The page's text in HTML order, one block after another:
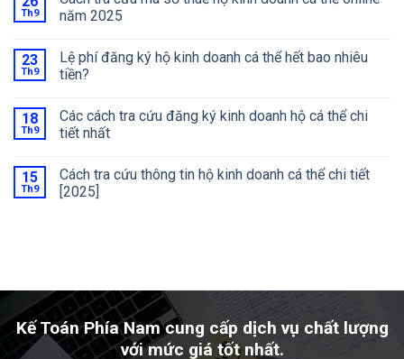
Th9
năm 2025
23
Th9
Lệ phí đăng ký hộ kinh doanh cá thể hết bao nhiêu
tiền?
18
Th9
Các cách tra cứu đăng ký kinh doanh hộ cá thể chi
tiết nhất
15
Th9
Cách tra cứu thông tin hộ kinh doanh cá thể chi tiết
[2025]
Kế Toán Phía Nam cung cấp dịch vụ chất lượng
với mức giá tốt nhất.